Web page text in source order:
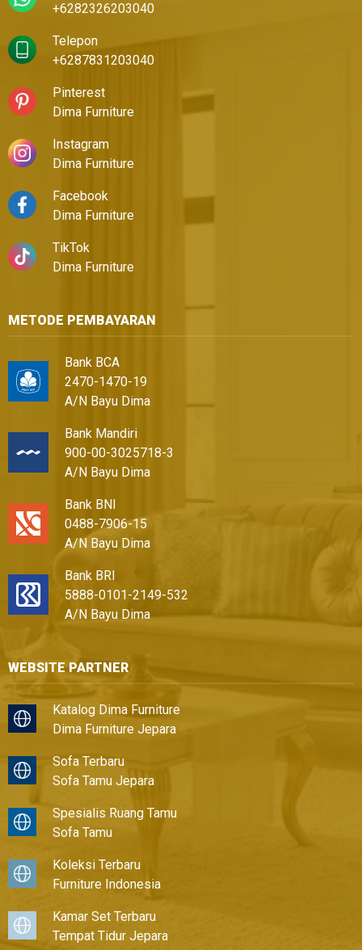
+6282326203040
Telepon
+6287831203040
Pinterest
Dima Furniture
Instagram
Dima Furniture
Facebook
Dima Furniture
TikTok
Dima Furniture
METODE PEMBAYARAN
Bank BCA
2470-1470-19
A/N Bayu Dima
Bank Mandiri
900-00-3025718-3
A/N Bayu Dima
Bank BNI
0488-7906-15
A/N Bayu Dima
Bank BRI
5888-0101-2149-532
A/N Bayu Dima
WEBSITE PARTNER
Katalog Dima Furniture
Dima Furniture Jepara
Sofa Terbaru
Sofa Tamu Jepara
Spesialis Ruang Tamu
Sofa Tamu
Koleksi Terbaru
Furniture Indonesia
Kamar Set Terbaru
Tempat Tidur Jepara